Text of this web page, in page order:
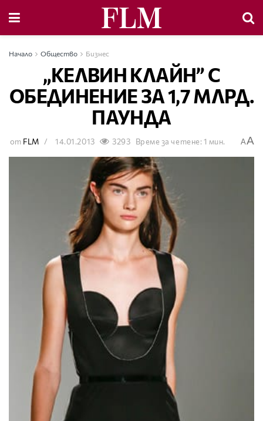
Начало Общество Бизнес
„КЕЛВИН КЛАЙН” С
ОБЕДИНЕНИЕ ЗА 1,7 МЛРД.
ПАУНДА
от FLM 14.01.2013 3293 Време за четене: 1 мин. AA